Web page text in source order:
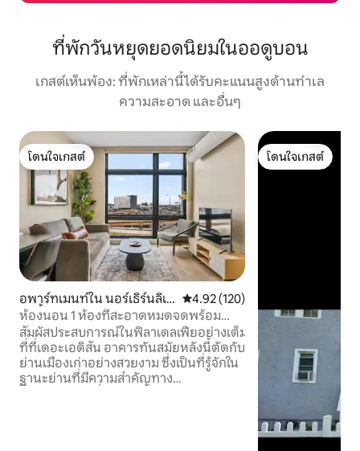
ที่พักวันหยุดยอดนิยมในออดูบอน
เกสต์เห็นพ้อง: ที่พักเหล่านี้ได้รับคะแนนสูงด้านทำเล
ความสะอาด และอื่นๆ
โดนใจเกสต์
โดนใจเกสต์
อพาร์ทเมนท์ใน นอร์เธิร์นลิเบ
อร์ตี้ส์
คะแนนเฉลี่ย 4.92 จาก 5, 120 รีวิว
4.92 (120)
ห้องนอน 1 ห้องที่สะอาดหมดจดพร้อม
ดาดฟ้า|ย่านเมืองเก่า|วิวระดับพรีเมียม
สัมผัสประสบการณ์ในฟิลาเดลเฟียอย่างเต็ม
ที่ที่เดอะเอดิสัน อาคารทันสมัยหลังนี้ตัดกับ
ย่านเมืองเก่าอย่างสวยงาม ซึ่งเป็นที่รู้จักใน
ฐานะย่านที่มีความสำคัญทาง
โดนใจเกสต์
โดนใจเกสต์